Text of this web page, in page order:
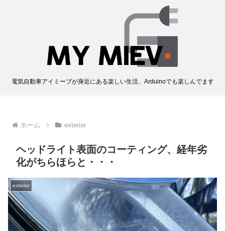
電気自動車アイミーブが身近にある楽しい生活、Arduinoでも楽しんでます
ホーム exterior
ヘッドライト表面のコーティング、経年劣
化がちらほらと・・・
exterior